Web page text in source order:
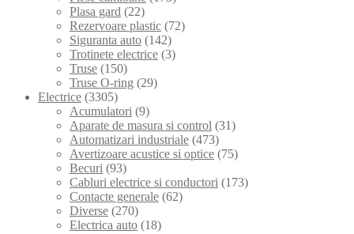
Plasa gard (22)
Rezervoare plastic (72)
Siguranta auto (142)
Trotinete electrice (3)
Truse (150)
Truse O-ring (29)
Electrice (3305)
Acumulatori (9)
Aparate de masura si control (31)
Automatizari industriale (473)
Avertizoare acustice si optice (75)
Becuri (93)
Cabluri electrice si conductori (173)
Contacte generale (62)
Diverse (270)
Electrica auto (18)